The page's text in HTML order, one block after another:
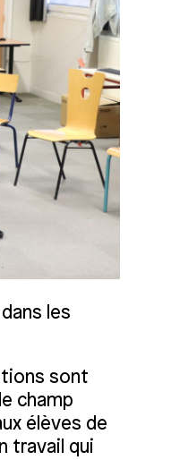
les
sont
champ
élèves de
travail qui